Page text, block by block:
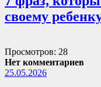
своему
Просмотров: 28
Нет комментариев
25.05.2026